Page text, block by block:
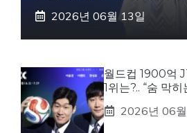
2026년 06월 13일
월드컵 1900억
1위는?.. “숨 막히
2026년 06